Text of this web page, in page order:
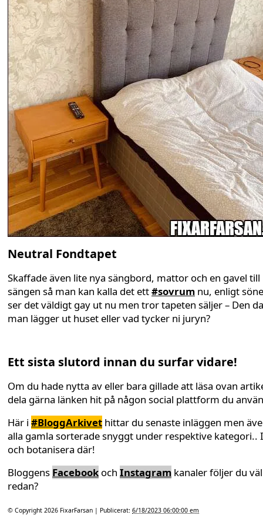
Neutral Fondtapet
Skaffade även lite nya sängbord, mattor och en gavel till
sängen så man kan kalla det ett#sovrum nu, enligt
ser det väldigt gay ut nu men tror tapeten säljer – Den
man lägger ut huset eller vad tycker ni juryn?
Ett sista slutord innan du surfar vidare!
Om du hade nytta av eller bara gillade att läsa ovan
dela gärna länken hit på någon social plattform du
Här i #BloggArkivet hittar du senaste inläggen men
alla gamla sorterade snyggt under respektive kategori..
och botanisera där!
Bloggens Facebookoch Instagram kanaler följer du väl
redan?
© Copyright 2026 FixarFarsan | Publicerat: 6/18/2023 06:00:00 em